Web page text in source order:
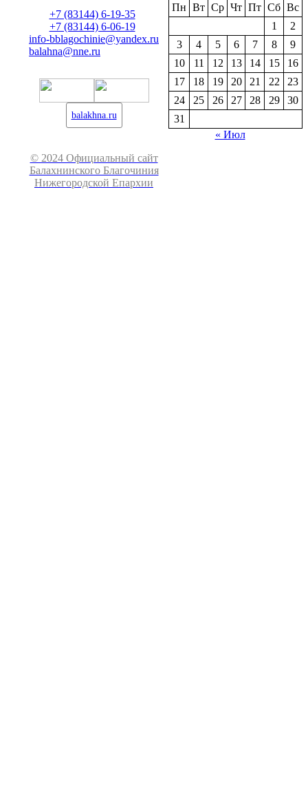
+7 (83144) 6-19-35
+7 (83144) 6-06-19
info-bblagochinie@yandex.ru
balahna@nne.ru
balakhna.ru
© 2024 Официальный сайт
Балахнинского Благочиния
Нижегородской Епархии
Пн Вт Ср Чт Пт Сб Вс
1
2
3
4 5 6 7 8
9
10
11 12 13 14 15
16
17
18 19 20 21 22
23
24
25 26 27 28 29
30
31
« Июл